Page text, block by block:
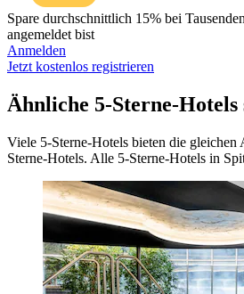
Spare durchschnittlich 15% bei
angemeldet bist
Anmelden
Jetzt kostenlos registrieren
Ähnliche 5-Sterne-Hotels
Viele 5-Sterne-Hotels bieten die
Sterne-Hotels. Alle 5-Sterne-Hotels in